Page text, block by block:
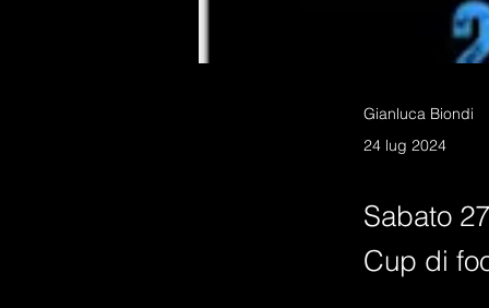
Gianluca Biondi
24 lug 2024
Sabato
Cup di